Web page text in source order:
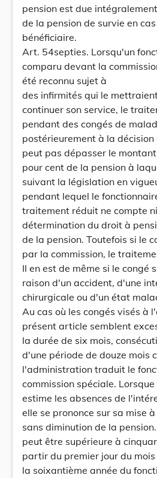
pension est due
de la pension de survie en
bénéficiaire.
Art. 54septies. Lorsqu'un
comparu devant la
été reconnu sujet à
des infirmités qui le
continuer son service, le
pendant des congés de
postérieurement à la décision
peut pas dépasser le
pour cent de la pension à
suivant la législation en
pendant lequel le
traitement réduit ne compte
détermination du droit à
de la pension. Toutefois si le
par la commission, le
Il en est de même si le congé
raison d'un accident, d'une
chirurgicale ou d'un état
Au cas où les congés visés à
présent article semblent
la durée de six mois,
d'une période de douze mois
l'administration traduit le
commission spéciale.
estime les absences de
elle se prononce sur sa mise
sans diminution de la
peut être supérieure à
partir du premier jour du
la soixantième année du